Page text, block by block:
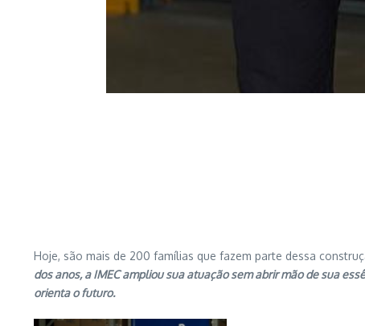
Hoje, são mais de 200 famílias que fazem parte dessa
dos anos, a IMEC ampliou sua atuação sem abrir mão de sua
orienta o futuro.